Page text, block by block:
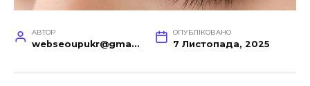
АВТОР
webseoupukr@gmail.com
ОПУБЛІКОВАНО
7 Листопада, 2025